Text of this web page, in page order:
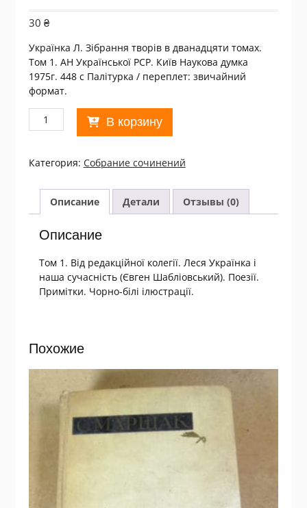
30 ₴
Українка Л. Зібрання творів в дванадцяти томах.
Том 1. АН Української РСР. Київ Наукова думка
1975г. 448 с Палiтурка / переплет: звичайний
формат.
Количество
товара
Українка.Зібрання
томах.Том
В корзину
Категория: Собрание сочинений
Описание Детали Отзывы (0)
Описание
Том 1. Від редакційної колегії. Леся Українка і
наша сучасність (Євген Шабліовський). Поезії.
Примітки. Чорно-білі ілюстрації.
Похожие